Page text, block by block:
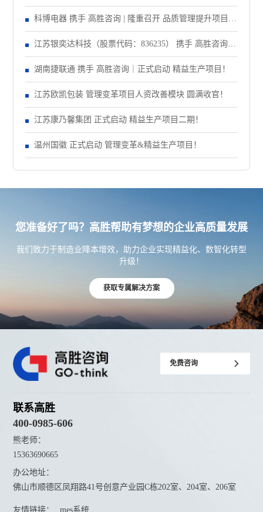
大会！
科博电器 携手 高胜咨询 | 隆重召开 品质管理提升项目启
动大会！
江苏银奕达科技（股票代码：836235） 携手 高胜咨询｜
正式启动 管理变革项目
湖南捷联通 携手 高胜咨询｜正式启动 精益生产项目！
江苏欧凯包装 管理变革项目人资改善模块 圆满收官！
江苏康乃馨集团 正式启动 精益生产项目二期！
温州国徽 正式启动 管理变革&精益生产项目！
您准备好了吗？高胜帮助有梦想的企业高质量发展
我们致力于制造业降本增效，助力企业实现精益化、数智化转型
升级！
获取专属解决方案
免费咨询
联系高胜
400-0985-606
熊老师：
15363690665
办公地址：
佛山市顺德区凤翔路41号创意产业园C栋202室、204室、206室
友情链接： mes系统